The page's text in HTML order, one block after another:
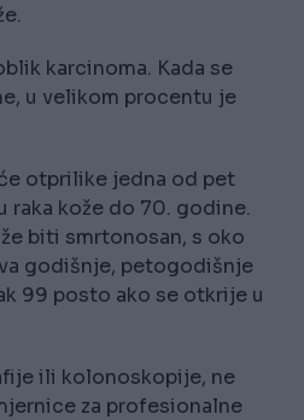
karcinoma. Kada se
u velikom procentu je
otprilike jedna od pet
kože do 70. godine.
biti smrtonosan, s oko
godišnje, petogodišnje
99 posto ako se otkrije u
ili kolonoskopije, ne
za profesionalne